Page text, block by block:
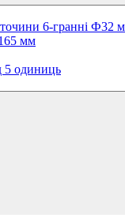
6-гранні Ф32
мм
5 одиниць